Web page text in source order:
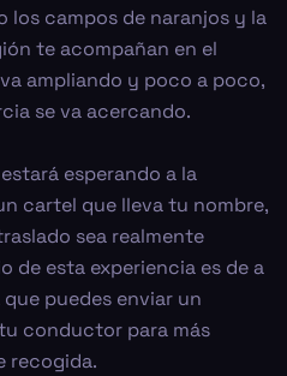
los campos de naranjos y la
te acompañan en el
ampliando y poco a poco,
se va acercando.
esperando a la
cartel que lleva tu nombre,
sea realmente
de esta experiencia es de a
puedes enviar un
conductor para más
recogida.